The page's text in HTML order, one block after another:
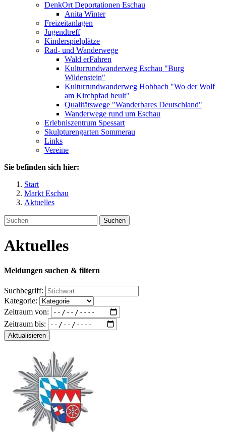
DenkOrt Deportationen Eschau
Anita Winter
Freizeitanlagen
Jugendtreff
Kinderspielplätze
Rad- und Wanderwege
Wald erFahren
Kulturrundwanderweg Eschau "Burg
Wildenstein"
Kulturrundwanderweg Hobbach "Wo der Wolf
am Kirchpfad heult"
Qualitätswege "Wanderbares Deutschland"
Wanderwege rund um Eschau
Erlebniszentrum Spessart
Skulpturengarten Sommerau
Links
Vereine
Sie befinden sich hier:
Start
Markt Eschau
Aktuelles
Suchen
Aktuelles
Meldungen suchen & filtern
Suchbegriff:
Kategorie:
Zeitraum von:
Zeitraum bis:
Aktualisieren